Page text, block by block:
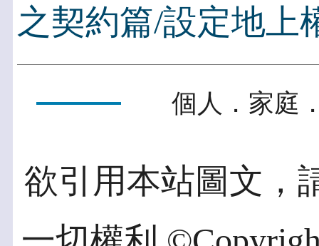
之契約篇/設定地上
個人．家庭
欲引用本站圖文，